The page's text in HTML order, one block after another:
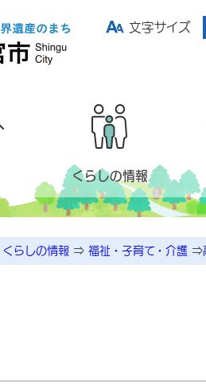
文字サイズ
くらしの情報
くらしの情報 ⇒ 福祉・子育て・介護 ⇒